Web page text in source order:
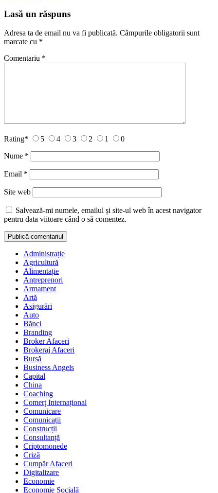
Lasă un răspuns
Adresa ta de email nu va fi publicată. Câmpurile obligatorii sunt
marcate cu *
Comentariu *
Rating* 5 4 3 2 1 0
Nume *
Email *
Site web
Salvează-mi numele, emailul și site-ul web în acest navigator
pentru data viitoare când o să comentez.
Administrație
Agricultură
Alimentație
Antreprenori
Armament
Artă
Asigurări
Auto
Bănci
Branding
Broker Afaceri
Brokeraj Afaceri
Bursă
Business Angels
Capital
China
Coaching
Comerț Internațional
Comunicare
Comunicații
Construcții
Consultanță
Criptomonede
Criză
Cumpăr Afaceri
Digitalizare
Economie
Economie Socială